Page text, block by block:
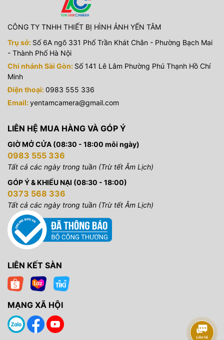
CÔNG TY TNHH THIẾT BỊ HÌNH ẢNH YẾN TÂM
Trụ sở: Số 6A ngõ 331 Phố Trần Khát Chân - Phường Bạch Mai
- Thành Phố Hà Nội
Chi nhánh Sài Gòn: Số 141 Lê Lâm Phường Phú Thạnh Hồ Chí
Minh
Điện thoại:0983 555 336
Email:yentamcamera@gmail.com
LIÊN HỆ MUA HÀNG VÀ GÓP Ý
GIỜ MỞ CỬA (08:30 - 18:00 mỗi ngày)
0983 555 336
Tất cả các ngày trong tuần (Trừ tết Âm Lịch)
GÓP Ý & KHIẾU NẠI (08:30 - 18:00)
0373 568 336
Tất cả các ngày trong tuần (Trừ tết Âm Lịch)
LIÊN KẾT SÀN
MẠNG XÃ HỘI